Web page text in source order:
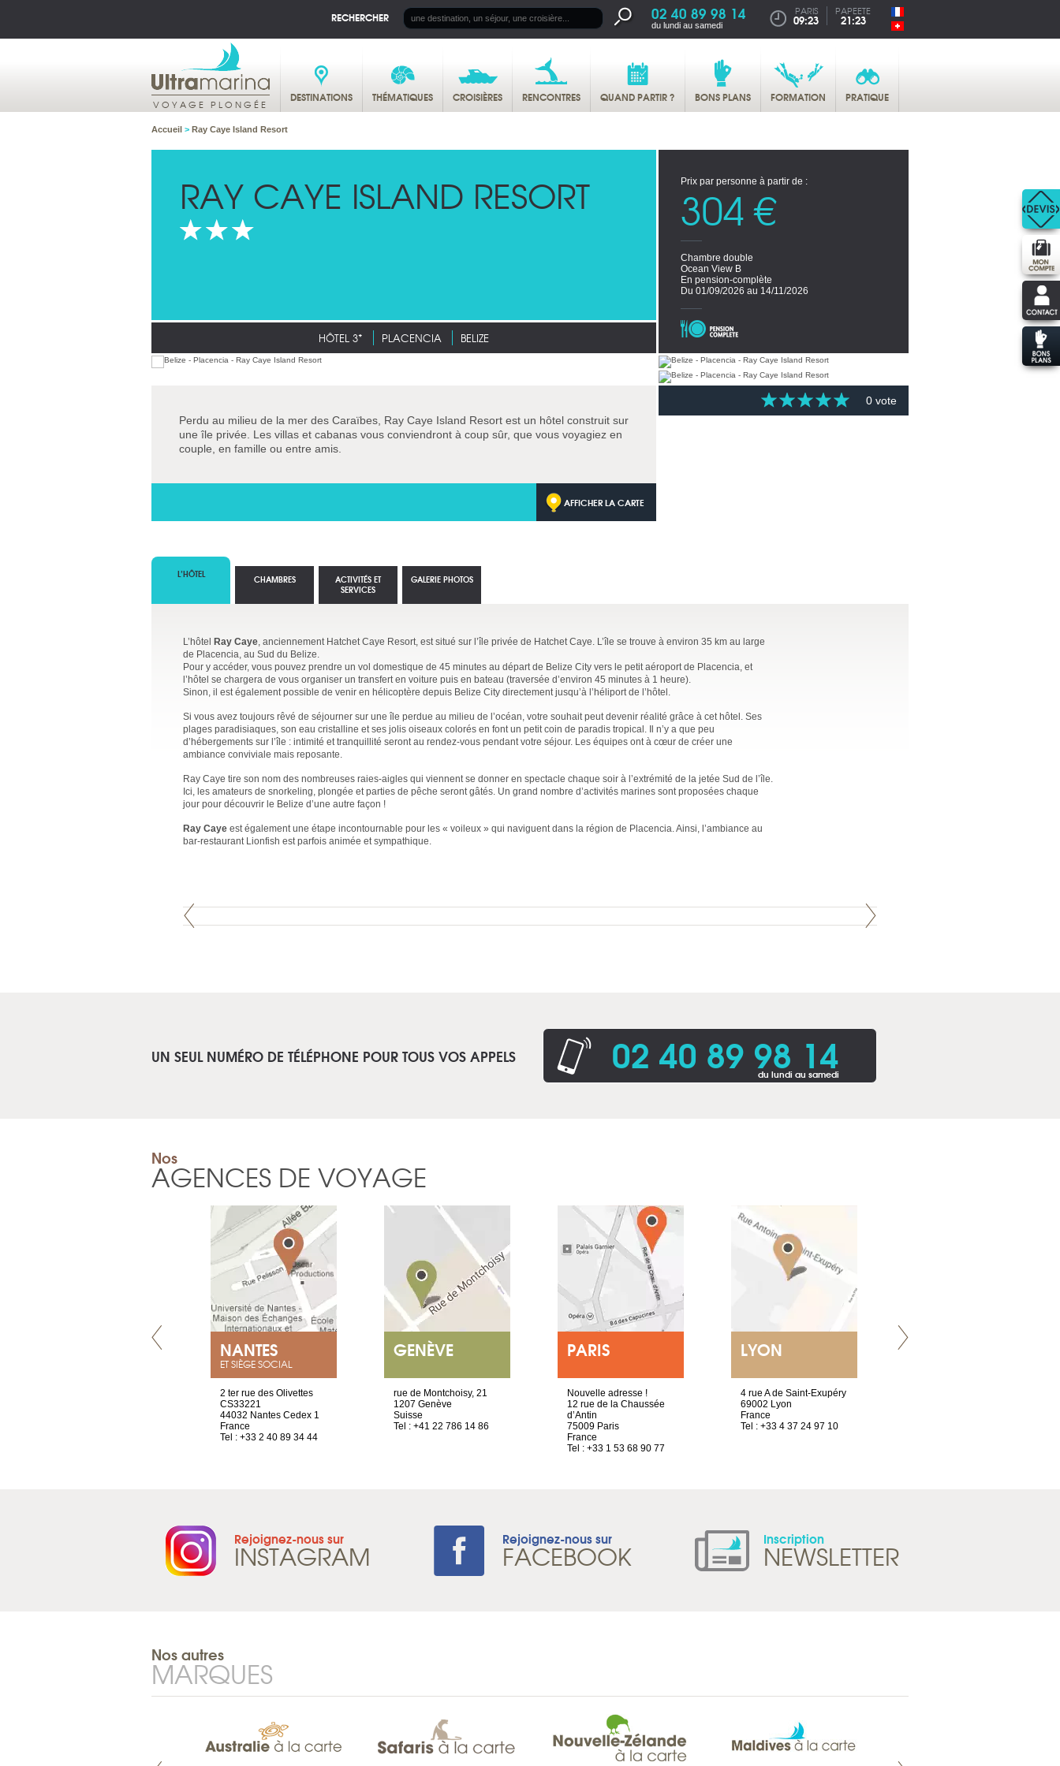
RECHERCHER 02 40 89 98 14
du lundi au samedi
PARIS
09:23
PAPEETE
21:23
VOYAGE PLONGÉE DESTINATIONS THÉMATIQUES CROISIÈRES RENCONTRES QUAND PARTIR ? BONS PLANS FORMATION PRATIQUE
Accueil > Ray Caye Island Resort
RAY CAYE ISLAND RESORT
HÔTEL 3* PLACENCIA BELIZE
Prix par personne à partir de :
304 €
Chambre double
Ocean View B
En pension-complète
Du 01/09/2026 au 14/11/2026
Perdu au milieu de la mer des Caraïbes, Ray Caye Island Resort est un hôtel construit sur
une île privée. Les villas et cabanas vous conviendront à coup sûr, que vous voyagiez en
couple, en famille ou entre amis.
AFFICHER LA CARTE
0 vote
L’HÔTEL
L’hôtel Ray Caye, anciennement Hatchet Caye Resort, est situé sur l’île privée de Hatchet Caye. L’île se trouve à environ 35 km au large
de Placencia, au Sud du Belize.
Pour y accéder, vous pouvez prendre un vol domestique de 45 minutes au départ de Belize City vers le petit aéroport de Placencia, et
l’hôtel se chargera de vous organiser un transfert en voiture puis en bateau (traversée d’environ 45 minutes à 1 heure).
Sinon, il est également possible de venir en hélicoptère depuis Belize City directement jusqu’à l’héliport de l’hôtel.
Si vous avez toujours rêvé de séjourner sur une île perdue au milieu de l’océan, votre souhait peut devenir réalité grâce à cet hôtel. Ses
plages paradisiaques, son eau cristalline et ses jolis oiseaux colorés en font un petit coin de paradis tropical. Il n’y a que peu
d’hébergements sur l’île : intimité et tranquillité seront au rendez-vous pendant votre séjour. Les équipes ont à cœur de créer une
ambiance conviviale mais reposante.
Ray Caye tire son nom des nombreuses raies-aigles qui viennent se donner en spectacle chaque soir à l’extrémité de la jetée Sud de l’île.
Ici, les amateurs de snorkeling, plongée et parties de pêche seront gâtés. Un grand nombre d’activités marines sont proposées chaque
jour pour découvrir le Belize d’une autre façon !
Ray Caye est également une étape incontournable pour les « voileux » qui naviguent dans la région de Placencia. Ainsi, l’ambiance au
bar-restaurant Lionfish est parfois animée et sympathique.
CHAMBRES
ACTIVITÉS ET
SERVICES
GALERIE PHOTOS
UN SEUL NUMÉRO DE TÉLÉPHONE POUR TOUS VOS APPELS 02 40 89 98 14
du lundi au samedi
Nos
AGENCES DE VOYAGE
NANTES
ET SIÈGE SOCIAL
2 ter rue des Olivettes
CS33221
44032 Nantes Cedex 1
France
Tel : +33 2 40 89 34 44
GENÈVE
rue de Montchoisy, 21
1207 Genève
Suisse
Tel : +41 22 786 14 86
PARIS
Nouvelle adresse !
12 rue de la Chaussée
d’Antin
75009 Paris
France
Tel : +33 1 53 68 90 77
LYON
4 rue A de Saint-Exupéry
69002 Lyon
France
Tel : +33 4 37 24 97 10
Rejoignez-nous sur
INSTAGRAM Rejoignez-nous sur
FACEBOOK Inscription
NEWSLETTER
Nos autres
MARQUES